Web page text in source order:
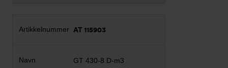
AT 115903
GT 430-8 D-m3